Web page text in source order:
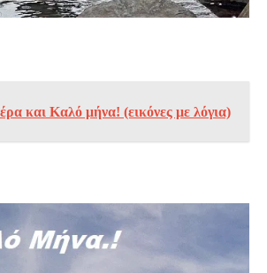
και Καλό μήνα! (εικόνες με λόγια)